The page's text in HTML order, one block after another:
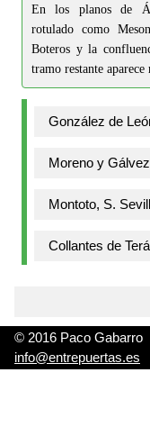
En los planos de
rotulado como
Boteros y la
tramo restante
© 2016 Paco Gabarro
info@entrepuertas.es